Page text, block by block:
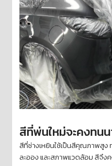
สีที่พ่นใหม่จะคงทน
สีที่ช่างเหยินใช้เป็นสีคุณภาพสู
ละออง และสภาพแวดล้อม สีจึง